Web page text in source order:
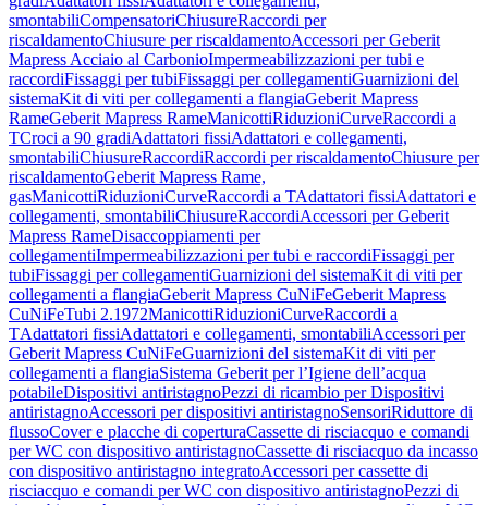
smontabiliCompensatoriChiusureRaccordi per
riscaldamentoChiusure per riscaldamentoAccessori per Geberit
Mapress Acciaio al CarbonioImpermeabilizzazioni per tubi e
raccordiFissaggi per tubiFissaggi per collegamentiGuarnizioni del
sistemaKit di viti per collegamenti a flangiaGeberit Mapress
RameGeberit Mapress RameManicottiRiduzioniCurveRaccordi a
TCroci a 90 gradiAdattatori fissiAdattatori e collegamenti,
smontabiliChiusureRaccordiRaccordi per riscaldamentoChiusure per
riscaldamentoGeberit Mapress Rame,
gasManicottiRiduzioniCurveRaccordi a TAdattatori fissiAdattatori e
collegamenti, smontabiliChiusureRaccordiAccessori per Geberit
Mapress RameDisaccoppiamenti per
collegamentiImpermeabilizzazioni per tubi e raccordiFissaggi per
tubiFissaggi per collegamentiGuarnizioni del sistemaKit di viti per
collegamenti a flangiaGeberit Mapress CuNiFeGeberit Mapress
CuNiFeTubi 2.1972ManicottiRiduzioniCurveRaccordi a
TAdattatori fissiAdattatori e collegamenti, smontabiliAccessori per
Geberit Mapress CuNiFeGuarnizioni del sistemaKit di viti per
collegamenti a flangiaSistema Geberit per l’Igiene dell’acqua
potabileDispositivi antiristagnoPezzi di ricambio per Dispositivi
antiristagnoAccessori per dispositivi antiristagnoSensoriRiduttore di
flussoCover e placche di coperturaCassette di risciacquo e comandi
per WC con dispositivo antiristagnoCassette di risciacquo da incasso
con dispositivo antiristagno integratoAccessori per cassette di
risciacquo e comandi per WC con dispositivo antiristagnoPezzi di